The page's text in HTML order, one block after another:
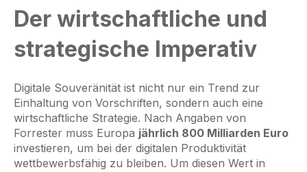
Der wirtschaftliche und
strategische Imperativ
Digitale Souveränität ist nicht nur ein Trend zur
Einhaltung von Vorschriften, sondern auch eine
wirtschaftliche Strategie. Nach Angaben von
Forrester muss Europa jährlich 800 Milliarden Euro
investieren, um bei der digitalen Produktivität
wettbewerbsfähig zu bleiben. Um diesen Wert in